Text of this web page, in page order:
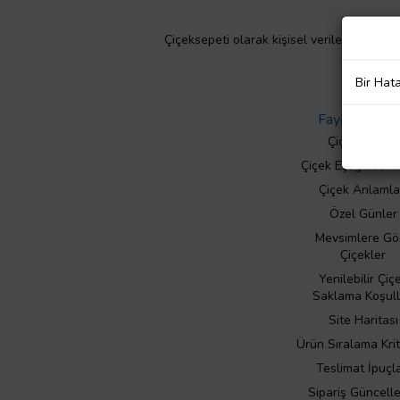
Çiçeksepeti olarak kişisel verilerinizin
Faydalı Bilgiler
Çiçek Bakımı
Çiçek Eşliğinde
Çiçek
Özel Günler
Mevsimlere
Çiçekler
Yenilebilir
Saklama
Site Haritası
Ürün Sıralama
Teslimat
Sipariş
Bir